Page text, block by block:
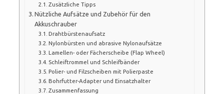
Zusätzliche Tipps
Nützliche Aufsätze und Zubehör für den
Akkuschrauber
Drahtbürstenaufsatz
Nylonbürsten und abrasive Nylonaufsätze
Lamellen- oder Fächerscheibe (Flap Wheel)
Schleiftrommel und Schleifbänder
Polier- und Filzscheiben mit Polierpaste
Bohrfutter-Adapter und Einsatzhalter
Zusammenfassung